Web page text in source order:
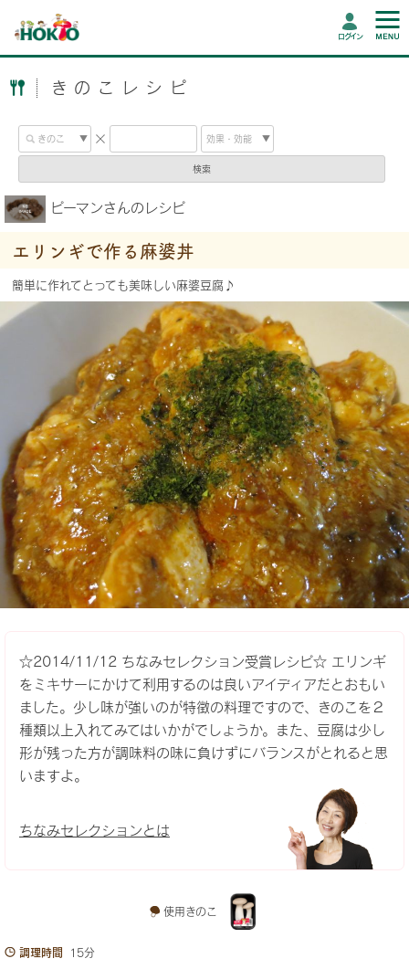
ログイン
きのこレシピ
検索
ピーマンさんのレシピ
エリンギで作る麻婆丼
簡単に作れてとっても美味しい麻婆豆腐♪
☆2014/11/12 ちなみセレクション受賞レシピ☆ エリンギ
をミキサーにかけて利用するのは良いアイディアだとおもい
ました。少し味が強いのが特徴の料理ですので、きのこを２
種類以上入れてみてはいかがでしょうか。また、豆腐は少し
形が残った方が調味料の味に負けずにバランスがとれると思
いますよ。
ちなみセレクションとは
使用きのこ
調理時間 15分